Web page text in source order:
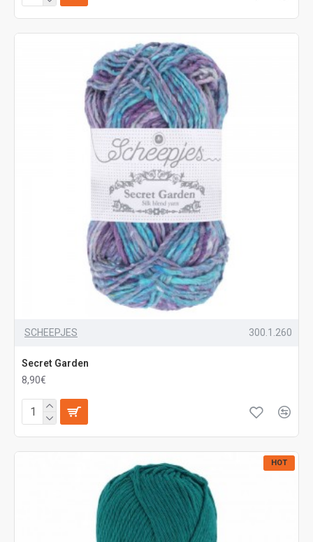
SCHEEPJES 300.1.260
Secret Garden
8,90€
HOT